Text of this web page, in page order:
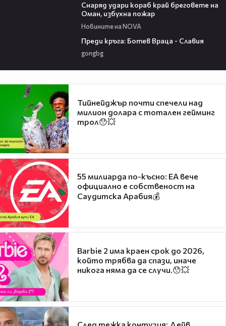
Снаряд удари кораб край бреговете на
Оман, избухна пожар
Новините на NOVA
Преди кръга: Ботев Враца - Славия
gongbg
Тийнейджър почти спечели над
милион долара с тотален гейминг
трол😯💥
55 милиарда по-късно: EA вече
официално е собственост на
Саудитска Арабия💰
Barbie 2 има краен срок до 2026,
който трябва да спази, иначе
никога няма да се случи.😯💥